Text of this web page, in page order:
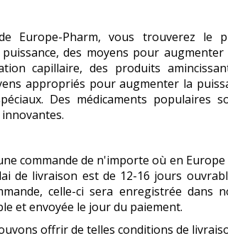
Europe-Pharm, vous trouverez le
des moyens pour
capillaire, des produits
appropriés pour augmenter la
Des médicaments populaires
commande de n'importe où en
de livraison est de 12-16 jours
celle-ci sera enregistrée dans
et envoyée le jour du paiement.
offrir de telles conditions de